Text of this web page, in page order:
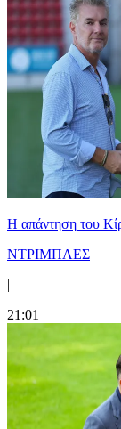
Η απάντηση του
ΝΤΡΙΜΠΛΕΣ
|
21:01